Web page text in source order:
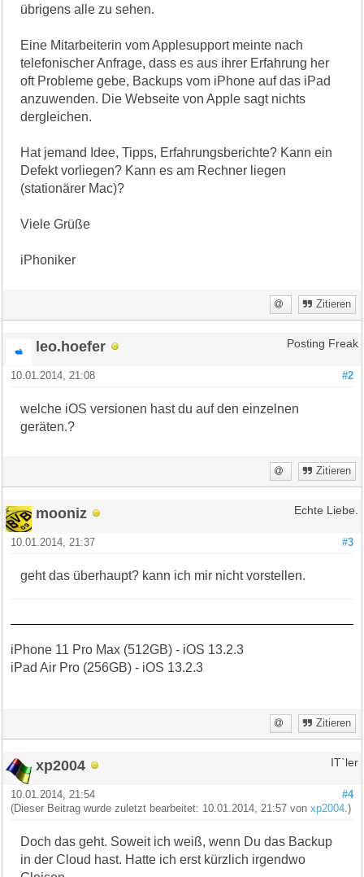
übrigens alle zu sehen.
Eine Mitarbeiterin vom Applesupport meinte nach
telefonischer Anfrage, dass es aus ihrer Erfahrung her
oft Probleme gebe, Backups vom iPhone auf das iPad
anzuwenden. Die Webseite von Apple sagt nichts
dergleichen.
Hat jemand Idee, Tipps, Erfahrungsberichte? Kann ein
Defekt vorliegen? Kann es am Rechner liegen
(stationärer Mac)?
Viele Grüße
iPhoniker
Zitieren
leo.hoefer Posting Freak
#2
10.01.2014, 21:08
welche iOS versionen hast du auf den einzelnen
geräten.?
Zitieren
mooniz Echte Liebe.
#3
10.01.2014, 21:37
geht das überhaupt? kann ich mir nicht vorstellen.
iPhone 11 Pro Max (512GB) - iOS 13.2.3
iPad Air Pro (256GB) - iOS 13.2.3
Zitieren
xp2004 IT`ler
#4
10.01.2014, 21:54
(Dieser Beitrag wurde zuletzt bearbeitet: 10.01.2014, 21:57 vonxp2004 .)
Doch das geht. Soweit ich weiß, wenn Du das Backup
in der Cloud hast. Hatte ich erst kürzlich irgendwo